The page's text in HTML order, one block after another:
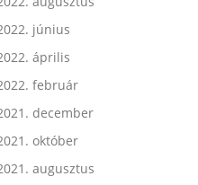
június
április
február
december
október
augusztus